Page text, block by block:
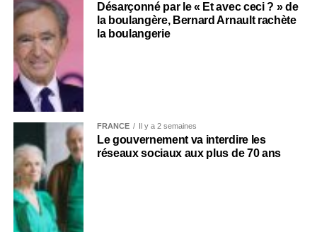
Désarçonné par le « Et avec ceci ? » de
la boulangère, Bernard Arnault rachète
la boulangerie
FRANCE Il y a 2 semaines
Le gouvernement va interdire les
réseaux sociaux aux plus de 70 ans